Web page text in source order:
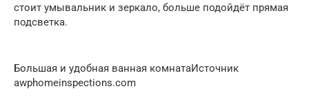
стоит умывальник и зеркало, больше подойдёт прямая
подсветка.
Большая и удобная ванная комнатаИсточник
awphomeinspections.com